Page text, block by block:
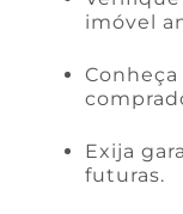
imóvel
Exija
futuras.